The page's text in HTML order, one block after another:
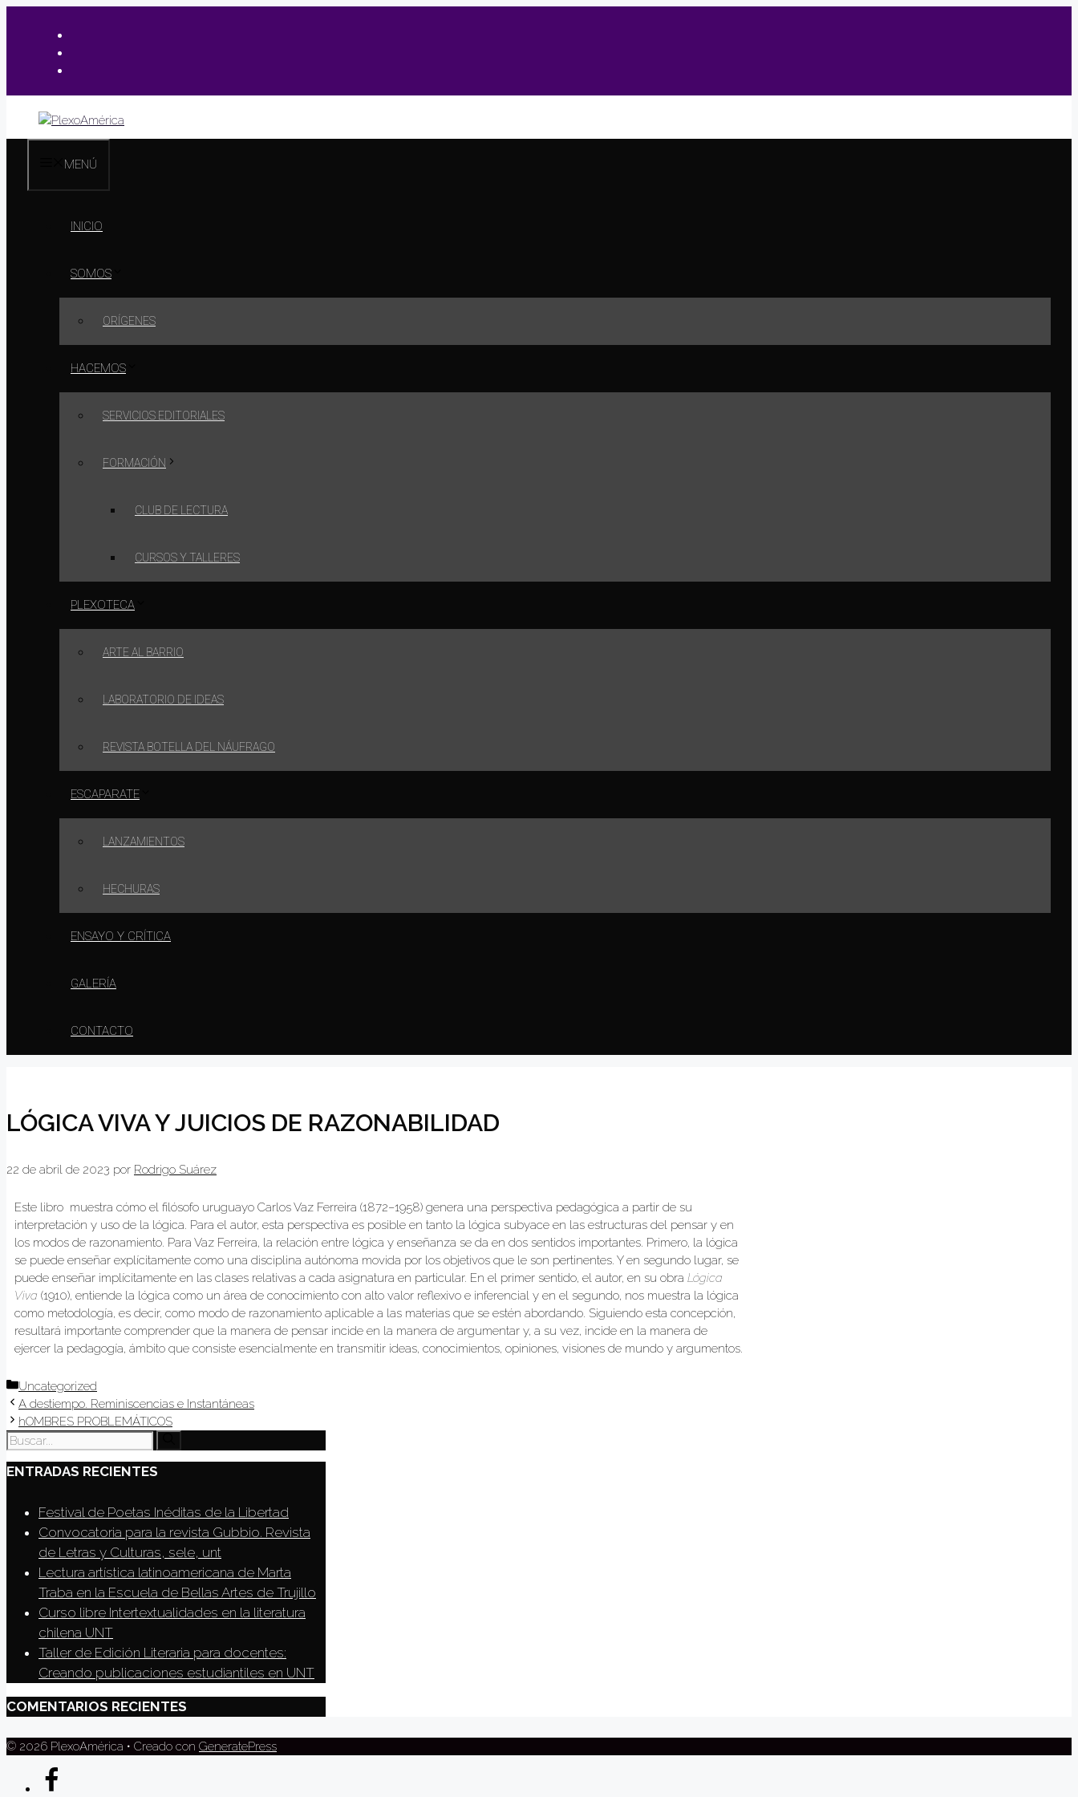
MENÚ
INICIO
SOMOS
ORÍGENES
HACEMOS
SERVICIOS EDITORIALES
FORMACIÓN
CLUB DE LECTURA
CURSOS Y TALLERES
PLEXOTECA
ARTE AL BARRIO
LABORATORIO DE IDEAS
REVISTA BOTELLA DEL NÁUFRAGO
ESCAPARATE
LANZAMIENTOS
HECHURAS
ENSAYO Y CRÍTICA
GALERÍA
CONTACTO
LÓGICA VIVA Y JUICIOS DE RAZONABILIDAD
22 de abril de 2023 por Rodrigo Suárez
Este libro muestra cómo el filósofo uruguayo Carlos Vaz Ferreira (1872–1958) genera una perspectiva pedagógica a partir de su
interpretación y uso de la lógica. Para el autor, esta perspectiva es posible en tanto la lógica subyace en las estructuras del pensar y en
los modos de razonamiento. Para Vaz Ferreira, la relación entre lógica y enseñanza se da en dos sentidos importantes. Primero, la lógica
se puede enseñar explícitamente como una disciplina autónoma movida por los objetivos que le son pertinentes. Y en segundo lugar, se
puede enseñar implícitamente en las clases relativas a cada asignatura en particular. En el primer sentido, el autor, en su obra Lógica
Viva (1910), entiende la lógica como un área de conocimiento con alto valor reflexivo e inferencial y en el segundo, nos muestra la lógica
como metodología, es decir, como modo de razonamiento aplicable a las materias que se estén abordando. Siguiendo esta concepción,
resultará importante comprender que la manera de pensar incide en la manera de argumentar y, a su vez, incide en la manera de
ejercer la pedagogía, ámbito que consiste esencialmente en transmitir ideas, conocimientos, opiniones, visiones de mundo y argumentos.
Uncategorized
A destiempo. Reminiscencias e Instantáneas
hOMBRES PROBLEMÁTICOS
ENTRADAS RECIENTES
Festival de Poetas Inéditas de la Libertad
Convocatoria para la revista Gubbio. Revista
de Letras y Culturas, sele, unt
Lectura artística latinoamericana de Marta
Traba en la Escuela de Bellas Artes de Trujillo
Curso libre Intertextualidades en la literatura
chilena UNT
Taller de Edición Literaria para docentes:
Creando publicaciones estudiantiles en UNT
COMENTARIOS RECIENTES
© 2026 PlexoAmérica • Creado con GeneratePress